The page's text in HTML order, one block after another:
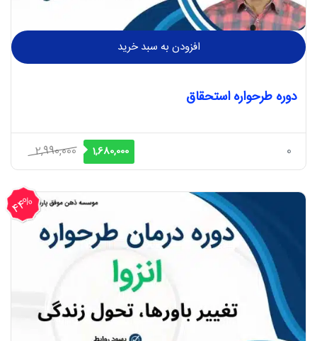
افزودن به سبد خرید
دوره طرحواره استحقاق
0
2,990,000
قیمت
اصلی
2,990,000 ریال
1,680,000 قیمت
فعلی
1,680,000 ریال
44%
تخفیف